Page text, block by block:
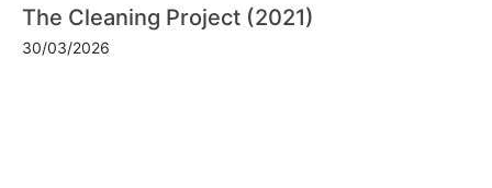
The Cleaning Project (2021)
30/03/2026